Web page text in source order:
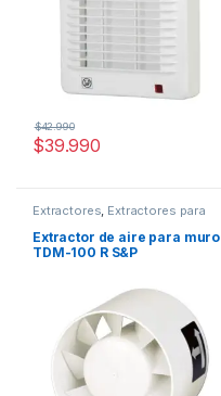
$39.990
$42.990
Extractores, Extractores para
muro o vidrio
Extractor de aire para muro
TDM-100 R S&P